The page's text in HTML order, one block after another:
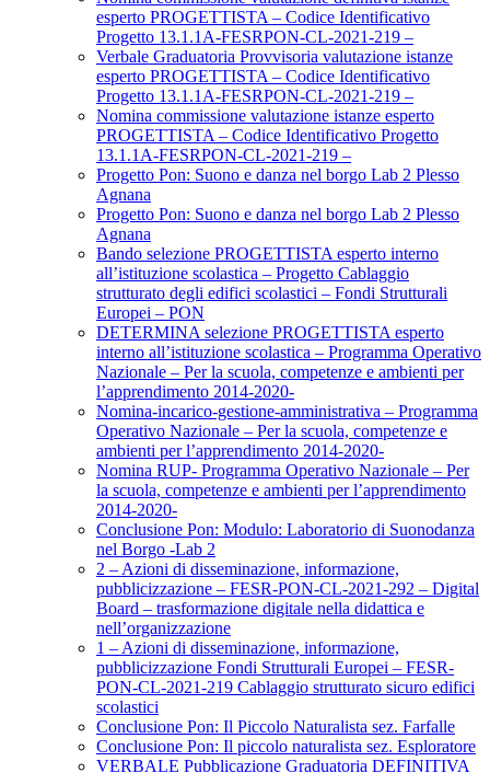
esperto PROGETTISTA – Codice Identificativo
Progetto 13.1.1A-FESRPON-CL-2021-219 –
Verbale Graduatoria Provvisoria valutazione istanze
esperto PROGETTISTA – Codice Identificativo
Progetto 13.1.1A-FESRPON-CL-2021-219 –
Nomina commissione valutazione istanze esperto
PROGETTISTA – Codice Identificativo Progetto
13.1.1A-FESRPON-CL-2021-219 –
Progetto Pon: Suono e danza nel borgo Lab 2 Plesso
Agnana
Progetto Pon: Suono e danza nel borgo Lab 2 Plesso
Agnana
Bando selezione PROGETTISTA esperto interno
all’istituzione scolastica – Progetto Cablaggio
strutturato degli edifici scolastici – Fondi Strutturali
Europei – PON
DETERMINA selezione PROGETTISTA esperto
interno all’istituzione scolastica – Programma Operativo
Nazionale – Per la scuola, competenze e ambienti per
l’apprendimento 2014-2020-
Nomina-incarico-gestione-amministrativa – Programma
Operativo Nazionale – Per la scuola, competenze e
ambienti per l’apprendimento 2014-2020-
Nomina RUP- Programma Operativo Nazionale – Per
la scuola, competenze e ambienti per l’apprendimento
2014-2020-
Conclusione Pon: Modulo: Laboratorio di Suonodanza
nel Borgo -Lab 2
2 – Azioni di disseminazione, informazione,
pubblicizzazione – FESR-PON-CL-2021-292 – Digital
Board – trasformazione digitale nella didattica e
nell’organizzazione
1 – Azioni di disseminazione, informazione,
pubblicizzazione Fondi Strutturali Europei – FESR-
PON-CL-2021-219 Cablaggio strutturato sicuro edifici
scolastici
Conclusione Pon: Il Piccolo Naturalista sez. Farfalle
Conclusione Pon: Il piccolo naturalista sez. Esploratore
VERBALE Pubblicazione Graduatoria DEFINITIVA